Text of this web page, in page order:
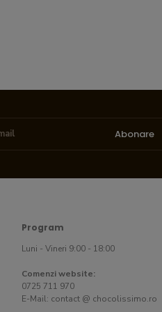
Abonare
Program
Luni - Vineri 9:00 - 18:00
Comenzi website:
0725 711 970
E-Mail: contact @ chocolissimo.ro